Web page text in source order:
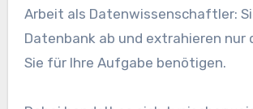
Arbeit als Datenwissenschaftler:
Datenbank ab und extrahieren nur
Sie für Ihre Aufgabe benötigen.